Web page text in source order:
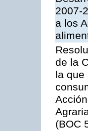
2007-
a los
de la
la que
(BOC